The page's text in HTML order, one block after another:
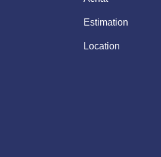
Estimation
Location